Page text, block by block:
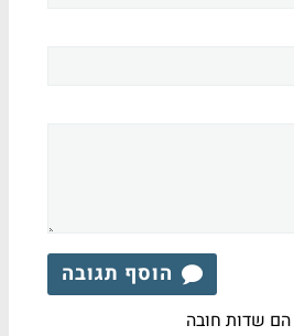
הוסף תגובה
הם שדות חובה